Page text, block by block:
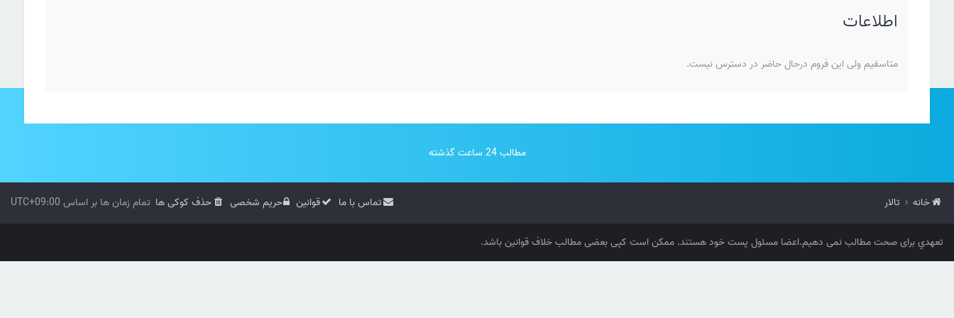
اطلاعات
متاسفیم ولی این فروم درحال حاضر در دسترس نیست.
مطالب 24 ساعت گذشته
خانه تالار تمام زمان ها بر اساس UTC+09:00 حذف کوکی ها حریم شخصی قوانین تماس با ما
تعهدي برای صحت مطالب نمی دهیم.اعضا مسئول پست خود هستند. ممکن است کپی بعضی مطالب خلاف قوانین باشد.